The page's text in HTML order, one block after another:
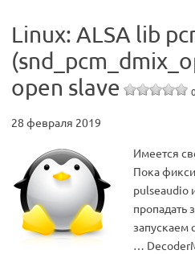
Linux: ALSA lib
open slave
28 февраля 2019
Имеется
Пока
pulseaudio
пропадать
…